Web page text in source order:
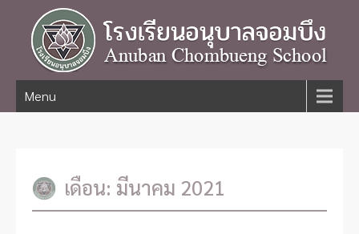
Menu
เดือน: มีนาคม 2021